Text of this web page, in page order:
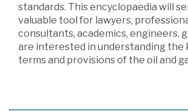
standards. This encyclopaedia will
valuable tool for lawyers,
consultants, academics, engineers,
are interested in understanding the
terms and provisions of the oil and